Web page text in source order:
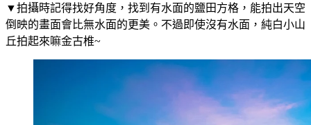
▼拍攝時記得找好角度，找到有水面的鹽田方格，能拍出天空
倒映的畫面會比無水面的更美。不過即使沒有水面，純白小山
丘拍起來嘛金古椎~